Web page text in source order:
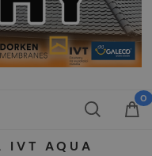
IVT AQUA